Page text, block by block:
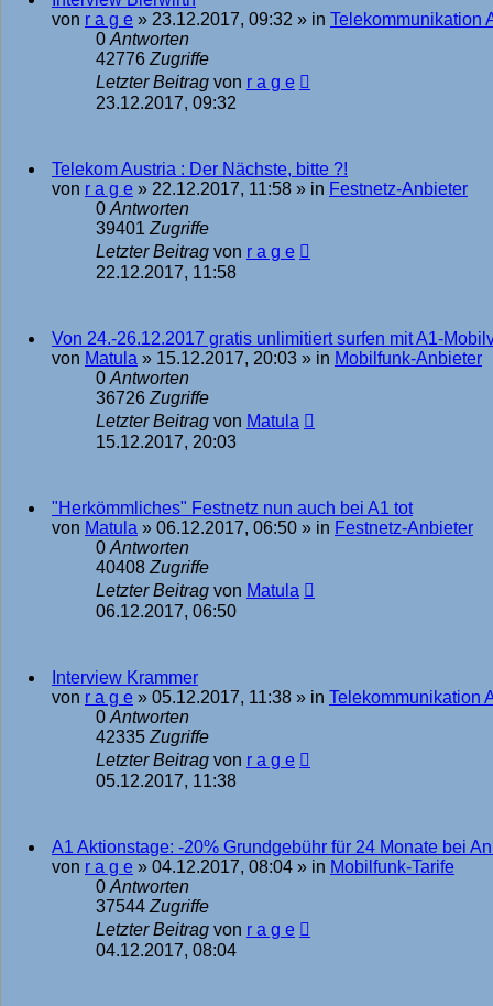
von r a g e » 23.12.2017, 09:32 » in Telekommunikation
0Antworten
42776Zugriffe
Letzter Beitrag von r a g e
23.12.2017, 09:32
Telekom Austria : Der Nächste, bitte ?!
von r a g e » 22.12.2017, 11:58 » in Festnetz-Anbieter
0Antworten
39401Zugriffe
Letzter Beitrag von r a g e
22.12.2017, 11:58
Von 24.-26.12.2017 gratis unlimitiert surfen mit A1-
von Matula » 15.12.2017, 20:03 » in Mobilfunk-Anbieter
0Antworten
36726Zugriffe
Letzter Beitrag von Matula
15.12.2017, 20:03
"Herkömmliches" Festnetz nun auch bei A1 tot
von Matula » 06.12.2017, 06:50 » in Festnetz-Anbieter
0Antworten
40408Zugriffe
Letzter Beitrag von Matula
06.12.2017, 06:50
Interview Krammer
von r a g e » 05.12.2017, 11:38 » in Telekommunikation
0Antworten
42335Zugriffe
Letzter Beitrag von r a g e
05.12.2017, 11:38
A1 Aktionstage: -20% Grundgebühr für 24 Monate bei
von r a g e » 04.12.2017, 08:04 » in Mobilfunk-Tarife
0Antworten
37544Zugriffe
Letzter Beitrag von r a g e
04.12.2017, 08:04